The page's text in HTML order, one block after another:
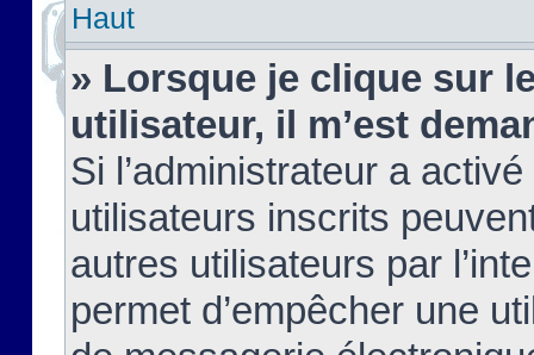
Haut
» Lorsque je clique sur
utilisateur, il m’est
Si l’administrateur a
utilisateurs inscrits
autres utilisateurs par
permet d’empêcher une